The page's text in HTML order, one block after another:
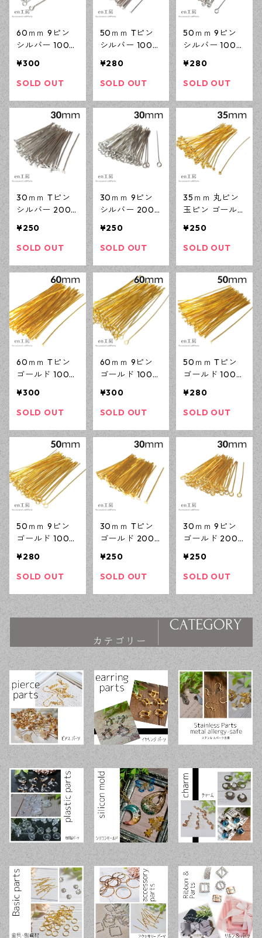
60ｍｍ 9ピン
シルバー 100本
ニッケルフリー
基礎パーツ ア
ツ 【en工房】
¥300
SOLD OUT
50ｍｍ Tピン
シルバー 100本
ニッケルフリー
基礎パーツ ア
ツ 【en工房】
¥280
SOLD OUT
50ｍｍ 9ピン
シルバー 100本
ニッケルフリー
基礎パーツ ア
ツ 【en工房】
¥280
SOLD OUT
30ｍｍ Tピン
シルバー 200
ｍ） ニッケル
フリー 基礎パ
リーパーツ 【e
¥250
SOLD OUT
30ｍｍ 9ピン
シルバー 200
ｍ) ニッケルフ
リー 基礎パー
ーパーツ 【en
工房】
¥250
SOLD OUT
35ｍｍ 丸ピン
玉ピン ゴール
ケルフリー 基
礎パーツ アク
【en工房】
¥250
SOLD OUT
60ｍｍ Tピン
ゴールド 100本
ニッケルフリー
基礎パーツ ア
ツ 【en工房】
¥300
SOLD OUT
60ｍｍ 9ピン
ゴールド 100本
ニッケルフリー
基礎パーツ ア
ツ 【en工房】
¥300
SOLD OUT
50ｍｍ Tピン
ゴールド 100本
ニッケルフリー
基礎パーツ ア
ツ 【en工房】
¥280
SOLD OUT
50ｍｍ 9ピン
ゴールド 100本
ニッケルフリー
基礎パーツ ア
ツ 【en工房】
¥280
SOLD OUT
30ｍｍ Tピン
ゴールド 200
ｍ） ニッケル
フリー 基礎パ
リーパーツ 【e
n工房】
¥250
SOLD OUT
30ｍｍ 9ピン
ゴールド 200
ｍ) ニッケルフ
リー 基礎パー
ーパーツ 【en
工房】
¥250
SOLD OUT